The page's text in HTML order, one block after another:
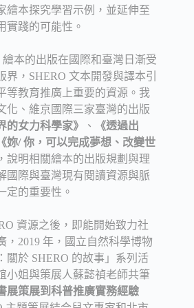
繪本探究學習示例，並延伸至
實踐的可能性。
本的出版在國際和臺灣日漸受
，SHERO 文本開發與譯本引
等教育推廣上重要的資源。我
化、維京國際三家臺灣的出版
的女力科學家》 、
《透過出
《妳/ 你，可以完成夢想、改變世
說明相關繪本的出版規劃與理
國際與臺灣現有閱讀資源與脈
定的重要性。
資源之後，即能開始致力社
，2019 年，國立自然科學博物
關於 SHERO 的故事」系列活
小姐與策展人蘇懿禎老師共筆
展策展到科普推廣實務經驗